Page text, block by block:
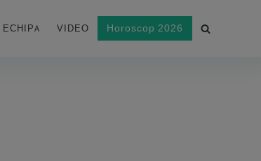
ECHIPA VIDEO Horoscop 2026